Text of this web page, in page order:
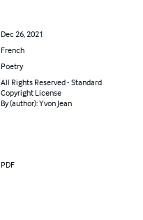
Dec 26, 2021
French
Poetry
All Rights Reserved - Standard
Copyright License
By (author): Yvon Jean
PDF